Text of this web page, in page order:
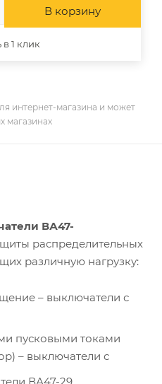
В корзину
в 1 клик
интернет-магазина и может
магазинах
ВА47-
распределительных
различную нагрузку:
– выключатели с
пусковыми токами
– выключатели с